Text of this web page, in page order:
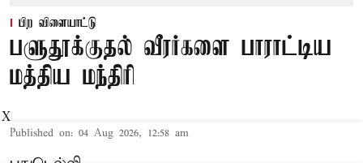
பிற விளையாட்டு
பளுதூக்குதல் வீரர்களை பாராட்டிய
மத்திய மந்திரி
Published on: 04 Aug 2026, 12:58 am
X